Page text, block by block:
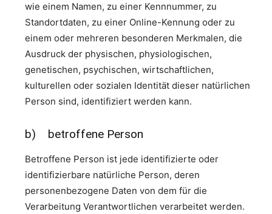
wie einem Namen, zu einer Kennnummer, zu
Standortdaten, zu einer Online-Kennung oder zu
einem oder mehreren besonderen Merkmalen, die
Ausdruck der physischen, physiologischen,
genetischen, psychischen, wirtschaftlichen,
kulturellen oder sozialen Identität dieser natürlichen
Person sind, identifiziert werden kann.
b) betroffene Person
Betroffene Person ist jede identifizierte oder
identifizierbare natürliche Person, deren
personenbezogene Daten von dem für die
Verarbeitung Verantwortlichen verarbeitet werden.